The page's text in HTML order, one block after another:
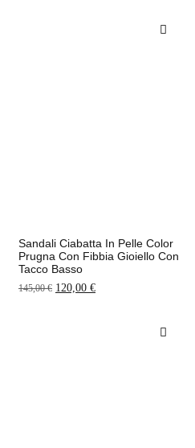
Sandali Ciabatta In Pelle Color
Prugna Con Fibbia Gioiello Con
Tacco Basso
145,00€ 120,00 €